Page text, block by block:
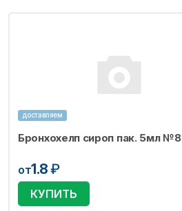
доставляем
Бронхохелп сироп пак. 5мл №8
от1.8₽
КУПИТЬ